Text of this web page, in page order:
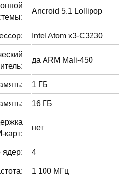
Android 5.1 Lollipop
Intel Atom x3-C3230
да ARM Mali-450
1 ГБ
16 ГБ
карт:
нет
ядер: 4
1 100 МГц